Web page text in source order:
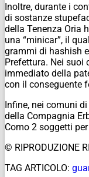
Inoltre, durante i
di sostanze
della Tenenza Oria
una “minicar”, il
grammi di hashish
Prefettura. Nei suoi
immediato della
con il conseguente
Infine, nei comuni
della Compagnia
Como 2 soggetti
© RIPRODUZIONE
TAG ARTICOLO: